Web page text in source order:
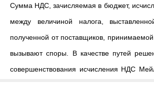
Сумма НДС, зачисляемая в бюджет,
между величиной налога,
полученной от поставщиков,
вызывают споры. В качестве путей
совершенствования исчисления НДС